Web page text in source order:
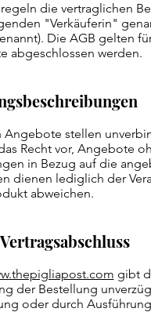
die vertraglichen
"Verkäuferin"
Die AGB gelten
abgeschlossen werden.
Angebote stellen
Recht vor, Angebote
in Bezug auf die
dienen lediglich der
abweichen.
gibt
der Bestellung
oder durch